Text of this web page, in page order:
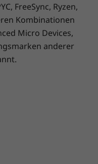
FreeSync, Ryzen,
Kombinationen
Micro Devices,
anderer